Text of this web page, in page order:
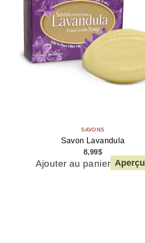
SAVONS
Savon Lavandula
8,99$
Ajouter au panier Aperçu